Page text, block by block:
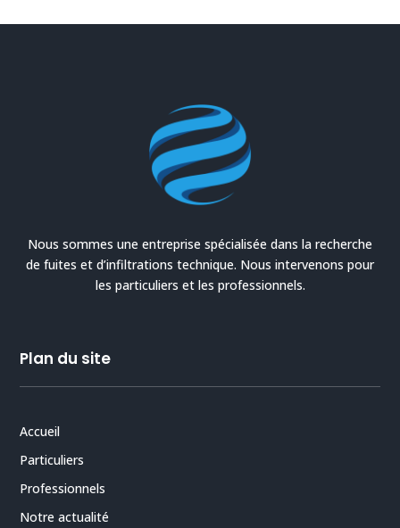
Nous sommes une entreprise spécialisée dans la recherche
de fuites et d’infiltrations technique. Nous intervenons pour
les particuliers et les professionnels.
Plan du site
Accueil
Particuliers
Professionnels
Notre actualité